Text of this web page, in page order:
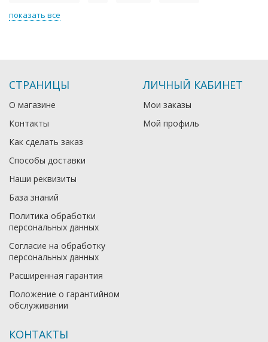
показать все
СТРАНИЦЫ
О магазине
Контакты
Как сделать заказ
Способы доставки
Наши реквизиты
База знаний
Политика обработки
персональных данных
Согласие на обработку
персональных данных
Расширенная гарантия
Положение о гарантийном
обслуживании
ЛИЧНЫЙ КАБИНЕТ
Мои заказы
Мой профиль
КОНТАКТЫ